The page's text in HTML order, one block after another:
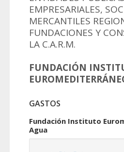
EMPRESARIALES,
MERCANTILES
FUNDACIONES Y
LA C.A.R.M.
FUNDACIÓN
GASTOS
Fundación Instituto
Agua